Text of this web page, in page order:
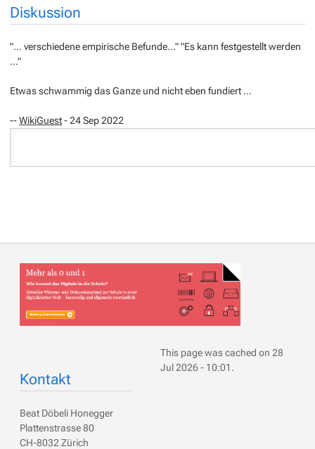
Diskussion
"... verschiedene empirische Befunde..." "Es kann festgestellt werden
..."
Etwas schwammig das Ganze und nicht eben fundiert …
--WikiGuest- 24 Sep 2022
Kontakt
Beat Döbeli Honegger
Plattenstrasse 80
CH-8032 Zürich
This page was cached on 28
Jul 2026 - 10:01.